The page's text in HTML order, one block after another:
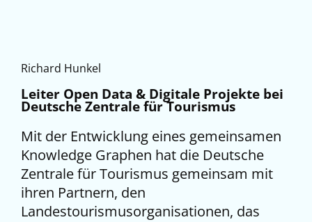
Richard Hunkel
Leiter Open Data & Digitale Projekte bei
Deutsche Zentrale für Tourismus
Mit der Entwicklung eines gemeinsamen
Knowledge Graphen hat die Deutsche
Zentrale für Tourismus gemeinsam mit
ihren Partnern, den
Landestourismusorganisationen, das